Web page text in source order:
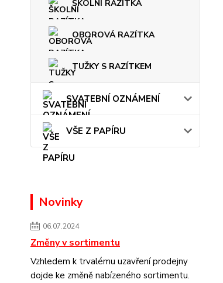
ŠKOLNÍ RAZÍTKA
OBOROVÁ RAZÍTKA
TUŽKY S RAZÍTKEM
SVATEBNÍ OZNÁMENÍ
VŠE Z PAPÍRU
Novinky
06.07.2024
Změny v sortimentu
Vzhledem k trvalému uzavření prodejny
dojde ke změně nabízeného sortimentu.